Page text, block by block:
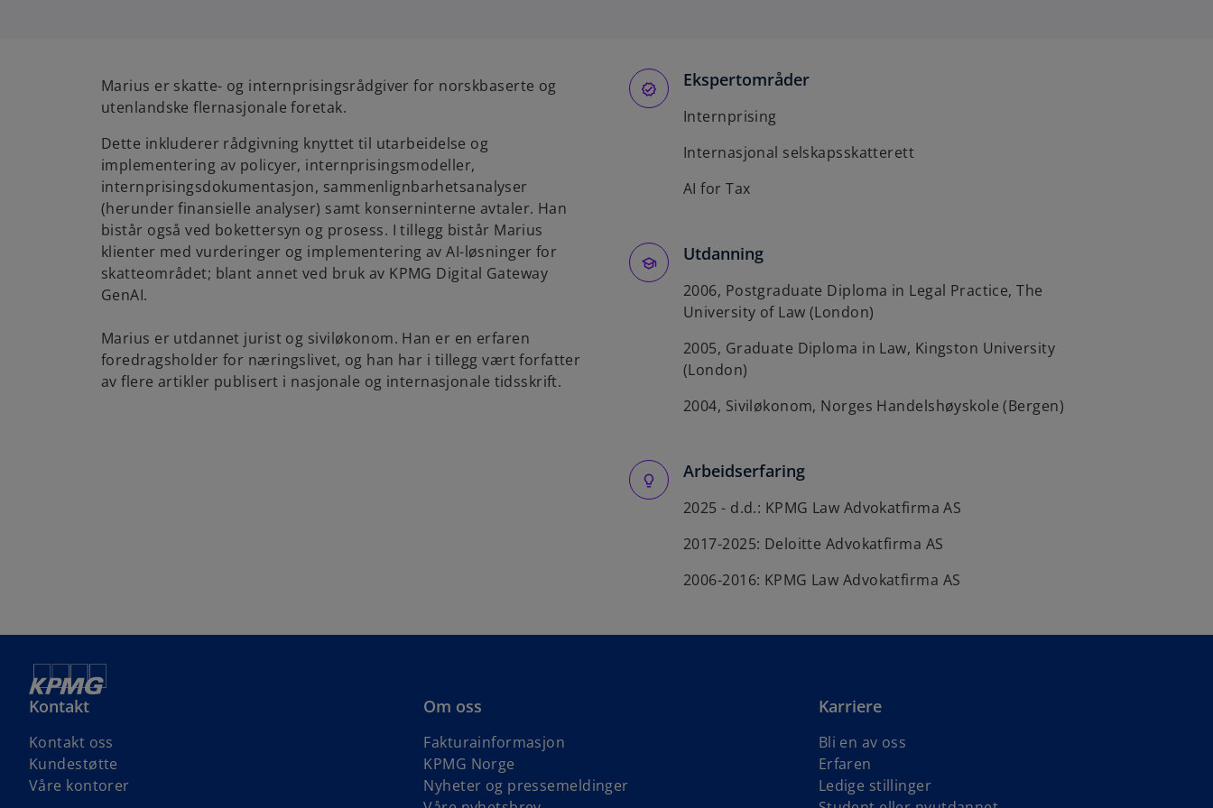
i
n
e
w
t
a
b
Marius er skatte- og internprisingsrådgiver for norskbaserte og
utenlandske flernasjonale foretak.
Dette inkluderer rådgivning knyttet til utarbeidelse og
implementering av policyer, internprisingsmodeller,
internprisingsdokumentasjon, sammenlignbarhetsanalyser
(herunder finansielle analyser) samt konserninterne avtaler. Han
bistår også ved bokettersyn og prosess. I tillegg bistår Marius
klienter med vurderinger og implementering av AI-løsninger for
skatteområdet; blant annet ved bruk av KPMG Digital Gateway
GenAI.
Marius er utdannet jurist og siviløkonom. Han er en erfaren
foredragsholder for næringslivet, og han har i tillegg vært forfatter
av flere artikler publisert i nasjonale og internasjonale tidsskrift.
Ekspertområder
Internprising
Internasjonal selskapsskatterett
AI for Tax
Utdanning
2006, Postgraduate Diploma in Legal Practice, The
University of Law (London)
2005, Graduate Diploma in Law, Kingston University
(London)
2004, Siviløkonom, Norges Handelshøyskole (Bergen)
Arbeidserfaring
2025 - d.d.: KPMG Law Advokatfirma AS
2017-2025: Deloitte Advokatfirma AS
2006-2016: KPMG Law Advokatfirma AS
Kontakt
Kontakt oss
Kundestøtte
Våre kontorer
Om oss
Fakturainformasjon
KPMG Norge
Nyheter og pressemeldinger
Karriere
Bli en av oss
Erfaren
Ledige stillinger